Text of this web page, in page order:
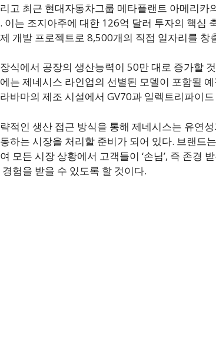
고 최근 현대자동차그룹 메타플랜트 아메리카
이는 조지아주에 대한 126억 달러 투자의 핵심
개발 프로젝트로 8,500개의 직접 일자리를 창
식에서 공장의 생산능력이 50만 대로 증가할
는 제네시스 라인업의 선별된 모델이 포함될
바마의 제조 시설에서 GV70과 일렉트리파이
적인 생산 접근 방식을 통해 제네시스는 유연
하는 시장을 처리할 준비가 되어 있다. 브랜드
모든 시장 상황에서 고객들이 ‘손님’, 즉 존경
경험을 받을 수 있도록 할 것이다.